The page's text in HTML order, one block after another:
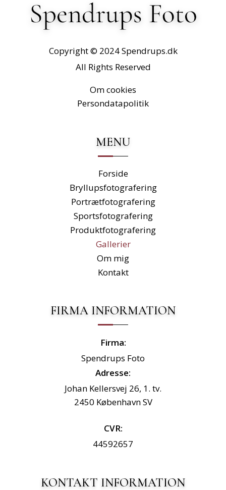
Copyright © 2024Spendrups.dk
All Rights Reserved
Om cookies
Persondatapolitik
MENU
Forside
Bryllupsfotografering
Portrætfotografering
Sportsfotografering
Produktfotografering
Gallerier
Om mig
Kontakt
FIRMA INFORMATION
Firma:
Spendrups Foto
Adresse:
Johan Kellersvej 26, 1. tv.
2450 København SV
CVR:
44592657
KONTAKT INFORMATION